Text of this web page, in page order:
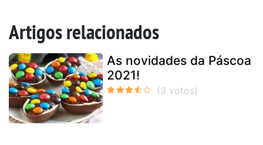
Artigos relacionados
As novidades da Páscoa
2021!